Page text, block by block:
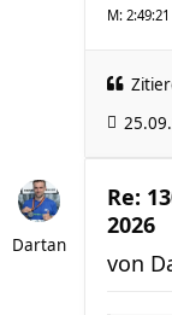
M:
Dartan
Re:
2026
von